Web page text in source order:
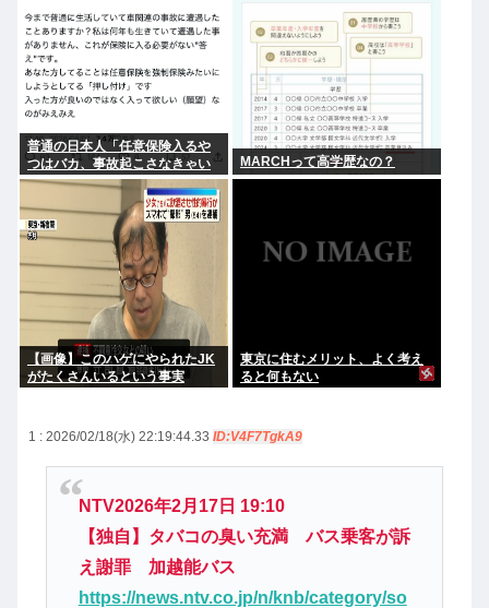
普通の日本人「任意保険入るや
つはバカ、事故起こさなきゃい
いだけ」
MARCHって高学歴なの？
【画像】このハゲにやられたJK
がたくさんいるという事実
東京に住むメリット、よく考え
ると何もない
1 : 2026/02/18(水) 22:19:44.33 ID:V4F7TgkA9
NTV2026年2月17日 19:10
【独自】タバコの臭い充満 バス乗客が訴
え謝罪 加越能バス
https://news.ntv.co.jp/n/knb/category/so